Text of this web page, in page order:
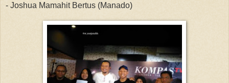
- Joshua Mamahit Bertus (Manado)